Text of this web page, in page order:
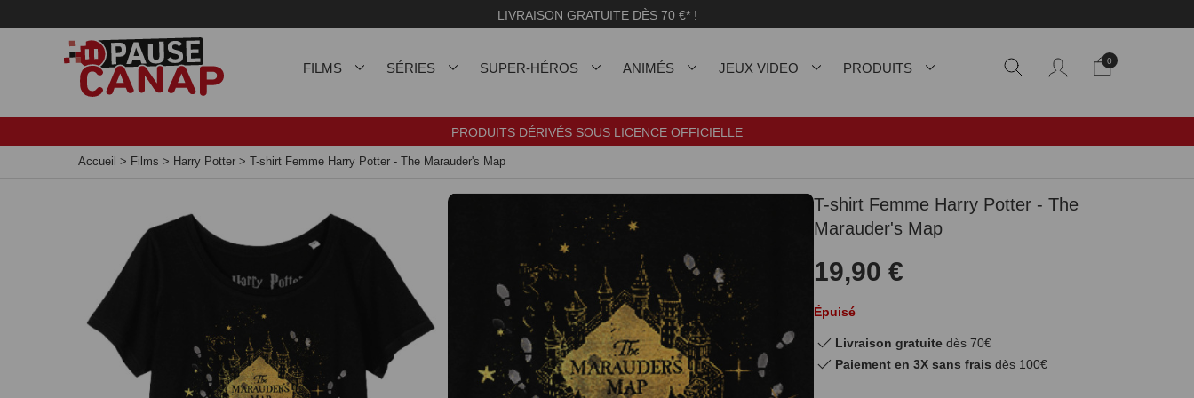
LIVRAISON GRATUITE DÈS 70 €* !
FILMS SÉRIES SUPER-HÉROS ANIMÉS JEUX VIDEO PRODUITS 0
PRODUITS DÉRIVÉS SOUS LICENCE OFFICIELLE
Accueil > Films > Harry Potter > T-shirt Femme Harry Potter - The Marauder's Map
T-shirt Femme Harry Potter - The
Marauder's Map
19,90 €
Épuisé
Livraison gratuite dès 70€
Paiement en 3X sans frais dès 100€